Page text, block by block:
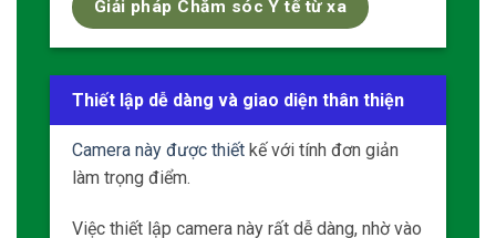
Chỉcần kết nối nó với máy tính hoặc thiết bị di
Camera cho phép bạn tùy chỉnh các thiết lập
như zoom, pan, tilt một cách dễ dàng.
Giao diện trực quan này đảm bảo rằng ngay